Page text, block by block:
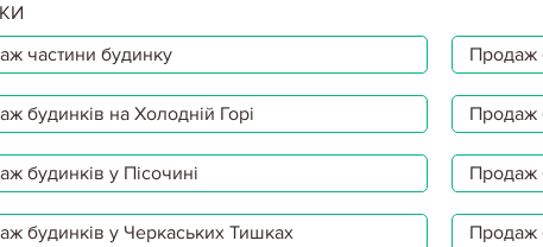
частини будинку
Продаж
будинків на Холодній Горі Продаж
будинків у Пісочині Продаж
будинків у Черкаських Тишках Продаж